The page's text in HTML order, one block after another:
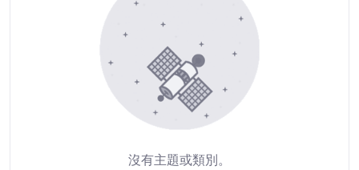
沒有主題或類別。